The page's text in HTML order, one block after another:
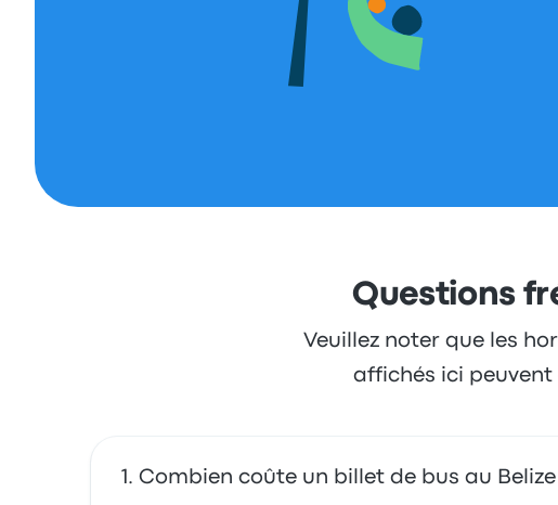
Questions
Veuillez noter que les
affichés ici
Combien coûte un billet de bus au Belize